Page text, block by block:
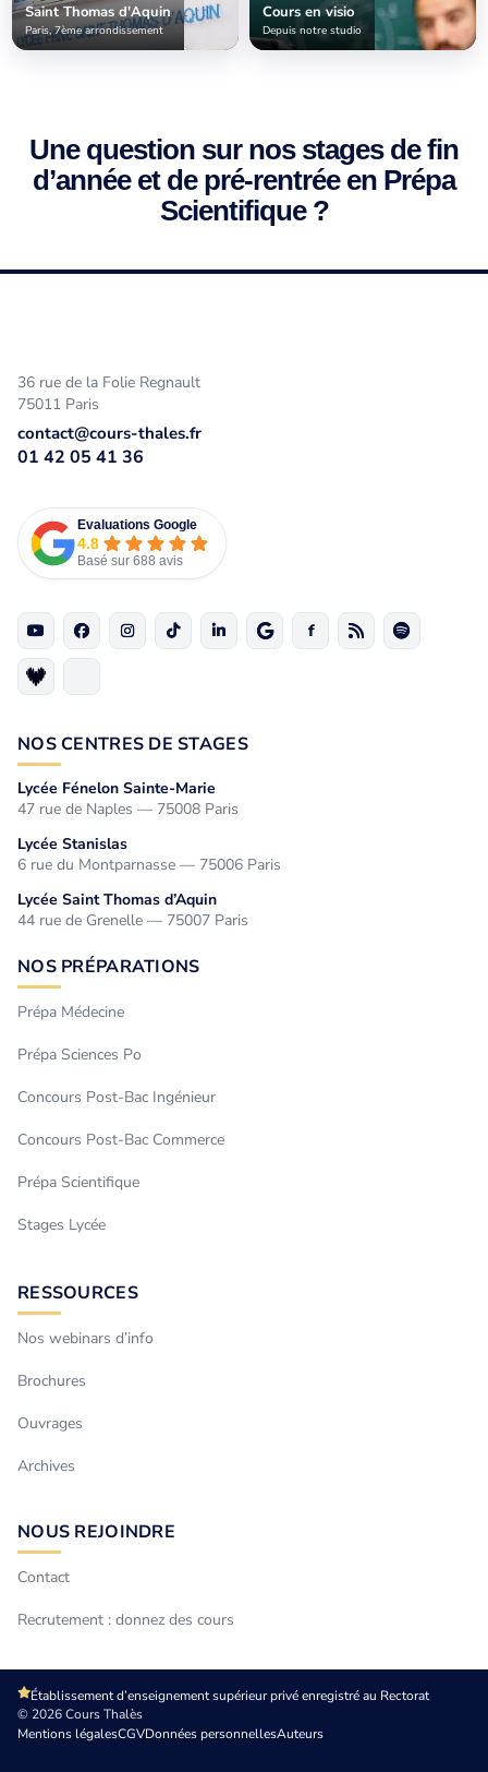
Saint Thomas d'Aquin
Paris, 7ème arrondissement
Cours en visio
Depuis notre studio
Une question sur nos stages de fin
d’année et de pré-rentrée en Prépa
Scientifique ?
36 rue de la Folie Regnault
75011 Paris
contact@cours-thales.fr
01 42 05 41 36
Evaluations Google
4.8
Basé sur 688 avis
NOS CENTRES DE STAGES
Lycée Fénelon Sainte-Marie
47 rue de Naples — 75008 Paris
Lycée Stanislas
6 rue du Montparnasse — 75006 Paris
Lycée Saint Thomas d’Aquin
44 rue de Grenelle — 75007 Paris
NOS PRÉPARATIONS
Prépa Médecine
Prépa Sciences Po
Concours Post-Bac Ingénieur
Concours Post-Bac Commerce
Prépa Scientifique
Stages Lycée
RESSOURCES
Nos webinars d’info
Brochures
Ouvrages
Archives
NOUS REJOINDRE
Contact
Recrutement : donnez des cours
Établissement d’enseignement supérieur privé enregistré au Rectorat
© 2026 Cours Thalès
Mentions légalesCGVDonnées personnellesAuteurs